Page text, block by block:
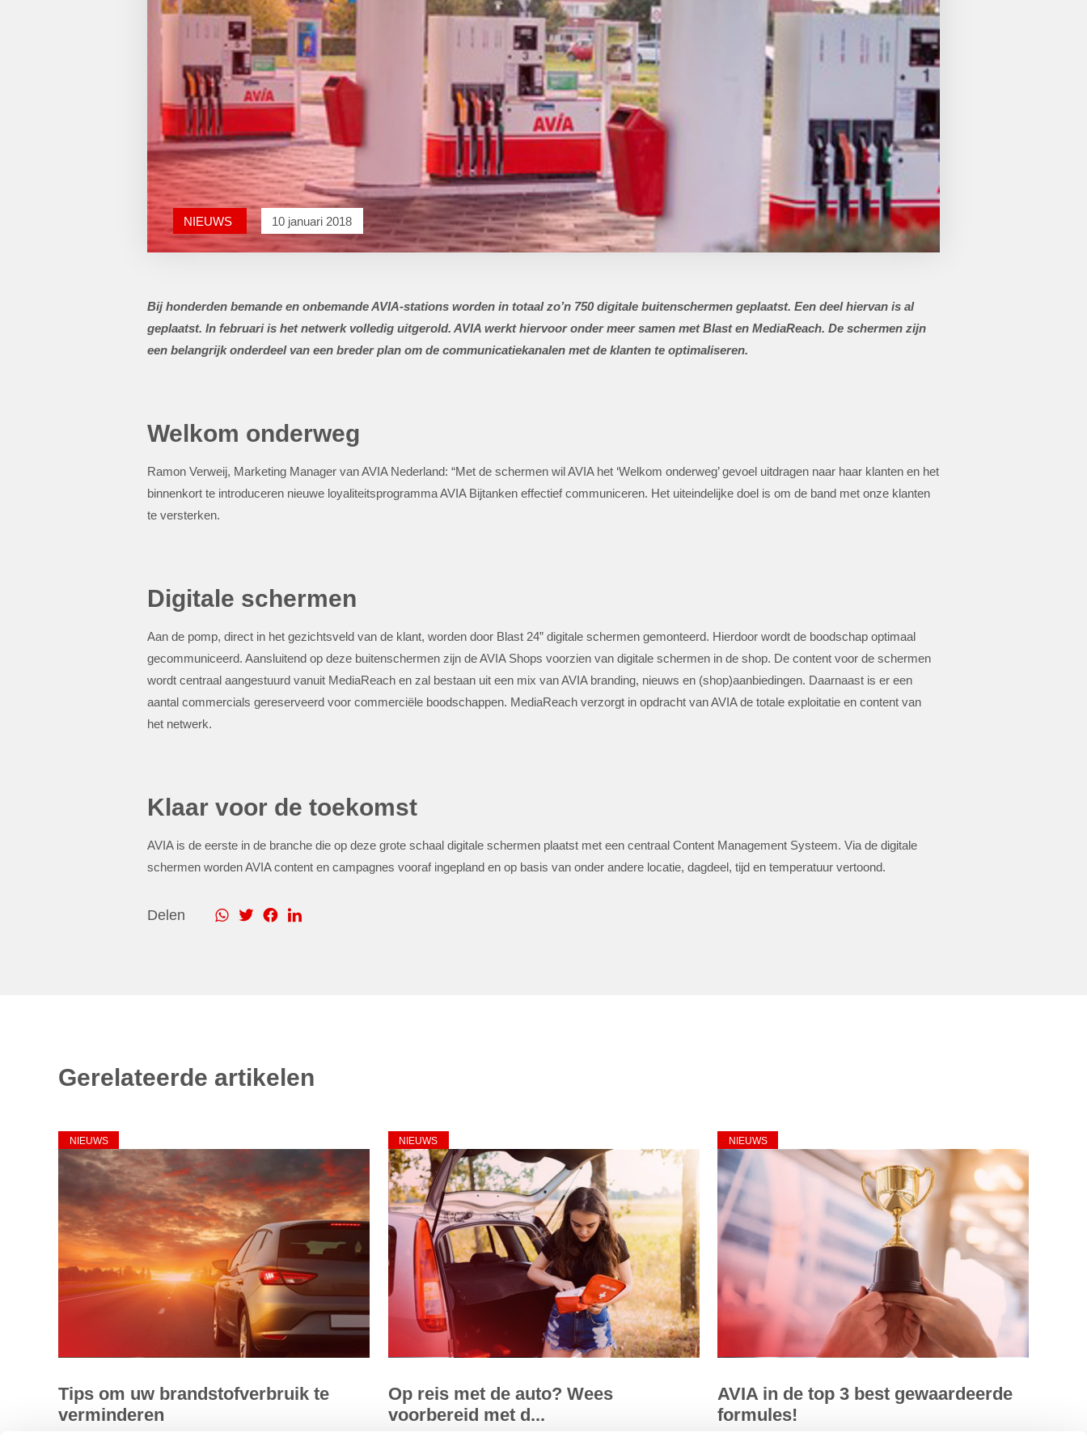
NIEUWS 10 januari 2018
Bij honderden bemande en onbemande AVIA-stations worden in totaal zo’n 750 digitale buitenschermen geplaatst. Een deel hiervan is al
geplaatst. In februari is het netwerk volledig uitgerold. AVIA werkt hiervoor onder meer samen met Blast en MediaReach. De schermen zijn
een belangrijk onderdeel van een breder plan om de communicatiekanalen met de klanten te optimaliseren.
Welkom onderweg
Ramon Verweij, Marketing Manager van AVIA Nederland: “Met de schermen wil AVIA het ‘Welkom onderweg’ gevoel uitdragen naar haar klanten en het
binnenkort te introduceren nieuwe loyaliteitsprogramma AVIA Bijtanken effectief communiceren. Het uiteindelijke doel is om de band met onze klanten
te versterken.
Digitale schermen
Aan de pomp, direct in het gezichtsveld van de klant, worden door Blast 24” digitale schermen gemonteerd. Hierdoor wordt de boodschap optimaal
gecommuniceerd. Aansluitend op deze buitenschermen zijn de AVIA Shops voorzien van digitale schermen in de shop. De content voor de schermen
wordt centraal aangestuurd vanuit MediaReach en zal bestaan uit een mix van AVIA branding, nieuws en (shop)aanbiedingen. Daarnaast is er een
aantal commercials gereserveerd voor commerciële boodschappen. MediaReach verzorgt in opdracht van AVIA de totale exploitatie en content van
het netwerk.
Klaar voor de toekomst
AVIA is de eerste in de branche die op deze grote schaal digitale schermen plaatst met een centraal Content Management Systeem. Via de digitale
schermen worden AVIA content en campagnes vooraf ingepland en op basis van onder andere locatie, dagdeel, tijd en temperatuur vertoond.
Delen
Gerelateerde artikelen
NIEUWS
Tips om uw brandstofverbruik te
verminderen
NIEUWS
Op reis met de auto? Wees
voorbereid met d...
NIEUWS
AVIA in de top 3 best gewaardeerde
formules!